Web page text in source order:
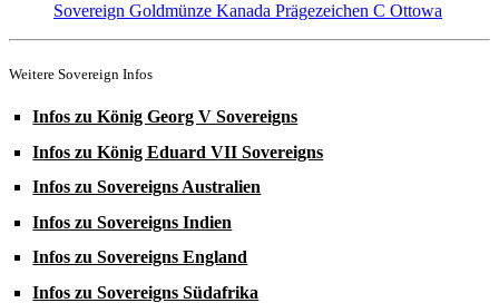
Sovereign Goldmünze Kanada Prägezeichen C Ottowa
Weitere Sovereign Infos
Infos zu König Georg V Sovereigns
Infos zu König Eduard VII Sovereigns
Infos zu Sovereigns Australien
Infos zu Sovereigns Indien
Infos zu Sovereigns England
Infos zu Sovereigns Südafrika